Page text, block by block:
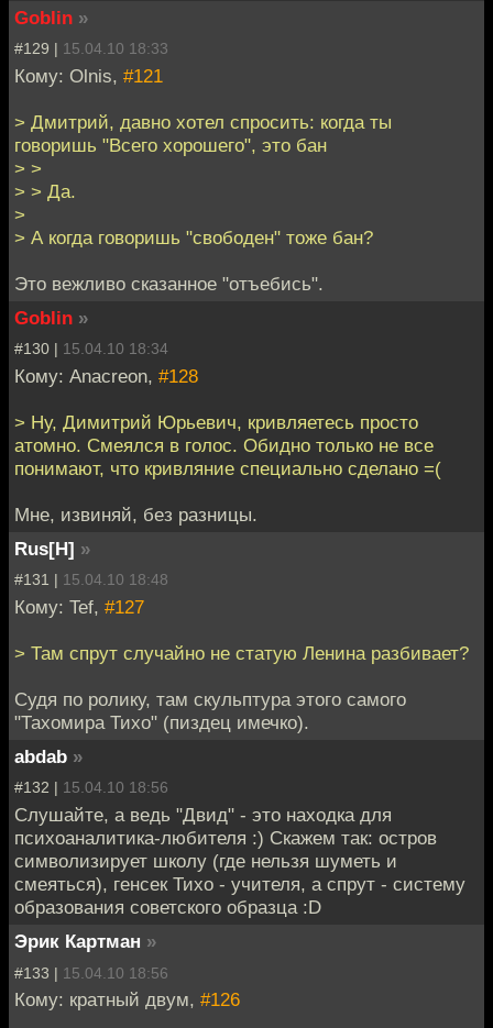
Goblin »
#129 | 15.04.10 18:33
Кому: Olnis, #121
> Дмитрий, давно хотел спросить: когда ты
говоришь "Всего хорошего", это бан
> >
> > Да.
>
> А когда говоришь "свободен" тоже бан?
Это вежливо сказанное "отъебись".
Goblin »
#130 | 15.04.10 18:34
Кому: Anacreon, #128
> Ну, Димитрий Юрьевич, кривляетесь просто
атомно. Смеялся в голос. Обидно только не все
понимают, что кривляние специально сделано =(
Мне, извиняй, без разницы.
Rus[H] »
#131 | 15.04.10 18:48
Кому: Tef, #127
> Там спрут случайно не статую Ленина разбивает?
Судя по ролику, там скульптура этого самого
"Тахомира Тихо" (пиздец имечко).
abdab »
#132 | 15.04.10 18:56
Слушайте, а ведь "Двид" - это находка для
психоаналитика-любителя :) Скажем так: остров
символизирует школу (где нельзя шуметь и
смеяться), генсек Тихо - учителя, а спрут - систему
образования советского образца :D
Эрик Картман »
#133 | 15.04.10 18:56
Кому: кратный двум, #126